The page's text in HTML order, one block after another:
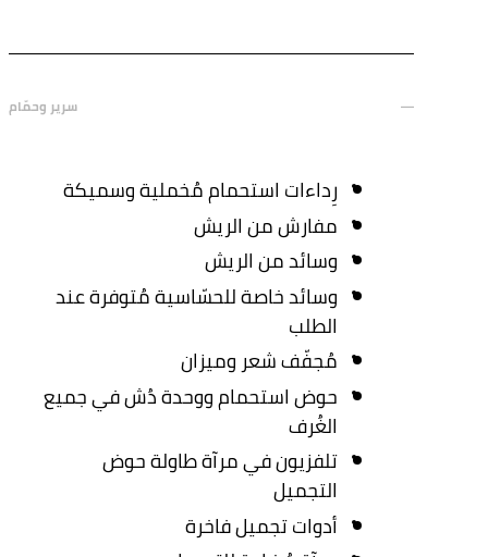
سرير وحمّام
رِداءات استحمام مُخملية وسميكة
مفارش من الريش
وسائد من الريش
وسائد خاصة للحسّاسية مُتوفرة عند
الطلب
مُجفّف شعر وميزان
حوض استحمام ووحدة دُش في جميع
الغُرف
تلفزيون في مرآة طاولة حوض
التجميل
أدوات تجميل فاخرة